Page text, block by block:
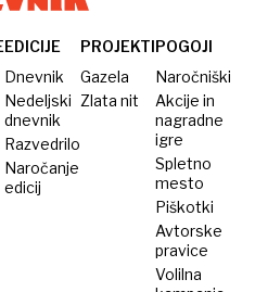
EDICIJE
Dnevnik
Nedeljski
dnevnik
Razvedrilo
Naročanje
edicij
PROJEKTI
Gazela
Zlata nit
POGOJI
Naročniški
Akcije in
nagradne
igre
Spletno
mesto
Piškotki
Avtorske
pravice
Volilna